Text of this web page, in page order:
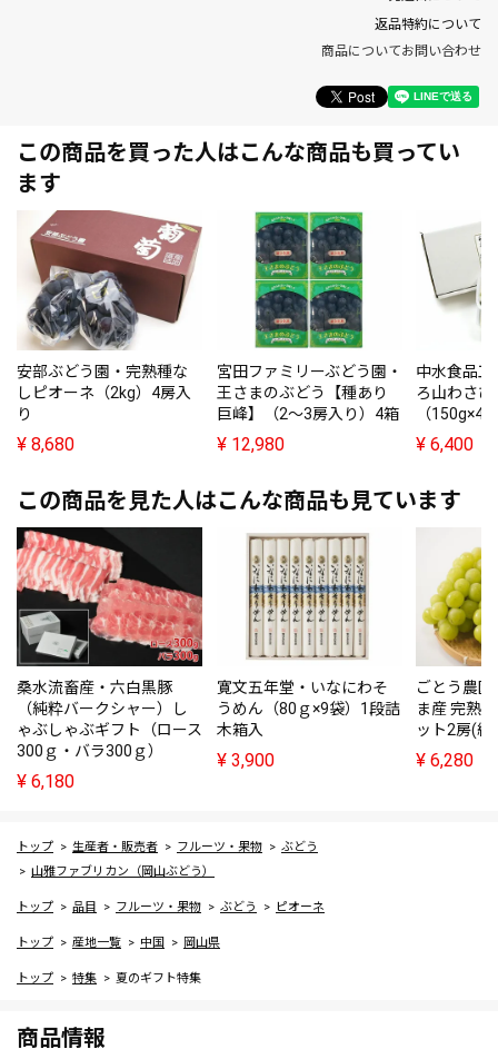
返品特約について
商品についてお問い合わせ
この商品を買った人はこんな商品も買ってい
ます
安部ぶどう園・完熟種な
しピオーネ（2kg）4房入
り
¥ 8,680
宮田ファミリーぶどう園・
王さまのぶどう【種あり
巨峰】（2～3房入り）4箱
¥ 12,980
中水食品
ろ山わさび
（150g×4
¥ 6,400
この商品を見た人はこんな商品も見ています
桑水流畜産・六白黒豚
（純粋バークシャー）し
ゃぶしゃぶギフト（ロース
300ｇ・バラ300ｇ）
¥ 6,180
寛文五年堂・いなにわそ
うめん（80ｇ×9袋）1段詰
木箱入
¥ 3,900
ごとう農
ま産 完熟
ット2房(約
¥ 6,280
トップ 生産者・販売者 フルーツ・果物
ぶどう
山雅ファブリカン（岡山ぶどう）
トップ 品目 フルーツ・果物 ぶどう ピオーネ
トップ 産地一覧 中国 岡山県
トップ 特集 夏のギフト特集
商品情報